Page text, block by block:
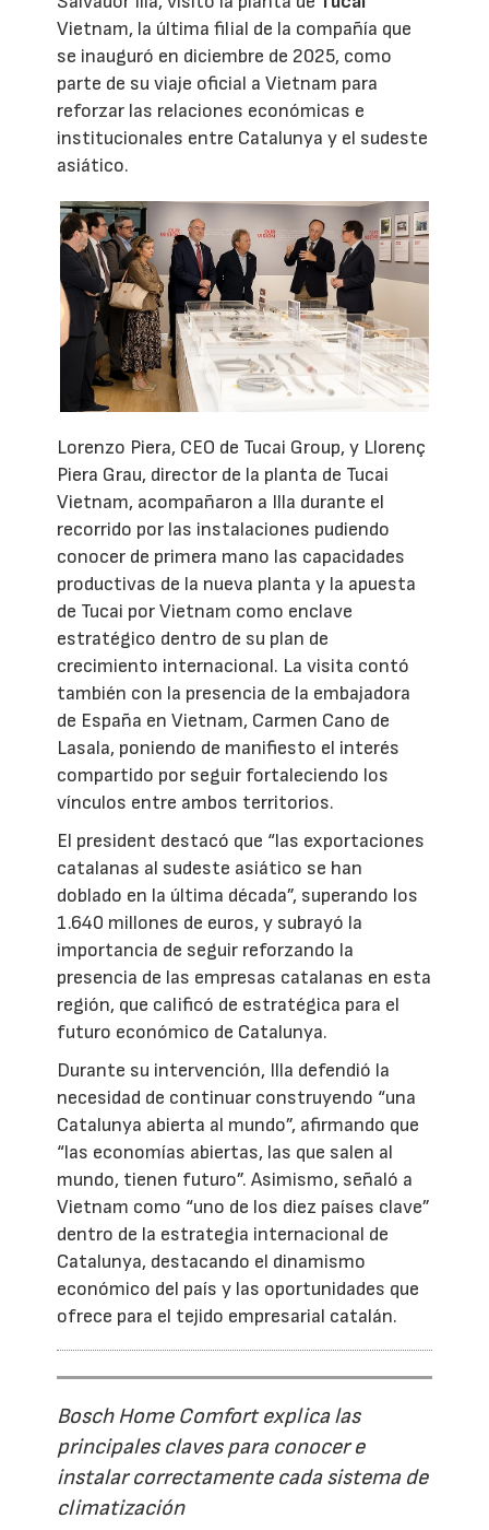
Vietnam, la última filial de la compañía que
se inauguró en diciembre de 2025, como
parte de su viaje oficial a Vietnam para
reforzar las relaciones económicas e
institucionales entre Catalunya y el sudeste
asiático.
Lorenzo Piera, CEO de Tucai Group, y Llorenç
Piera Grau, director de la planta de Tucai
Vietnam, acompañaron a Illa durante el
recorrido por las instalaciones pudiendo
conocer de primera mano las capacidades
productivas de la nueva planta y la apuesta
de Tucai por Vietnam como enclave
estratégico dentro de su plan de
crecimiento internacional. La visita contó
también con la presencia de la embajadora
de España en Vietnam, Carmen Cano de
Lasala, poniendo de manifiesto el interés
compartido por seguir fortaleciendo los
vínculos entre ambos territorios.
El president destacó que “las exportaciones
catalanas al sudeste asiático se han
doblado en la última década”, superando los
1.640 millones de euros, y subrayó la
importancia de seguir reforzando la
presencia de las empresas catalanas en esta
región, que calificó de estratégica para el
futuro económico de Catalunya.
Durante su intervención, Illa defendió la
necesidad de continuar construyendo “una
Catalunya abierta al mundo”, afirmando que
“las economías abiertas, las que salen al
mundo, tienen futuro”. Asimismo, señaló a
Vietnam como “uno de los diez países clave”
dentro de la estrategia internacional de
Catalunya, destacando el dinamismo
económico del país y las oportunidades que
ofrece para el tejido empresarial catalán.
Bosch Home Comfort explica las
principales claves para conocer e
instalar correctamente cada sistema de
climatización